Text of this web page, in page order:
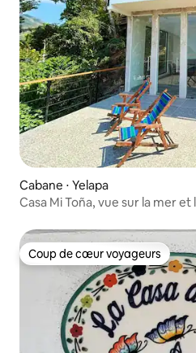
Cabane ⋅ Yelapa
Casa Mi Toña, vue sur la mer et
Coup de cœur voyageurs
Coup de cœur voyageurs